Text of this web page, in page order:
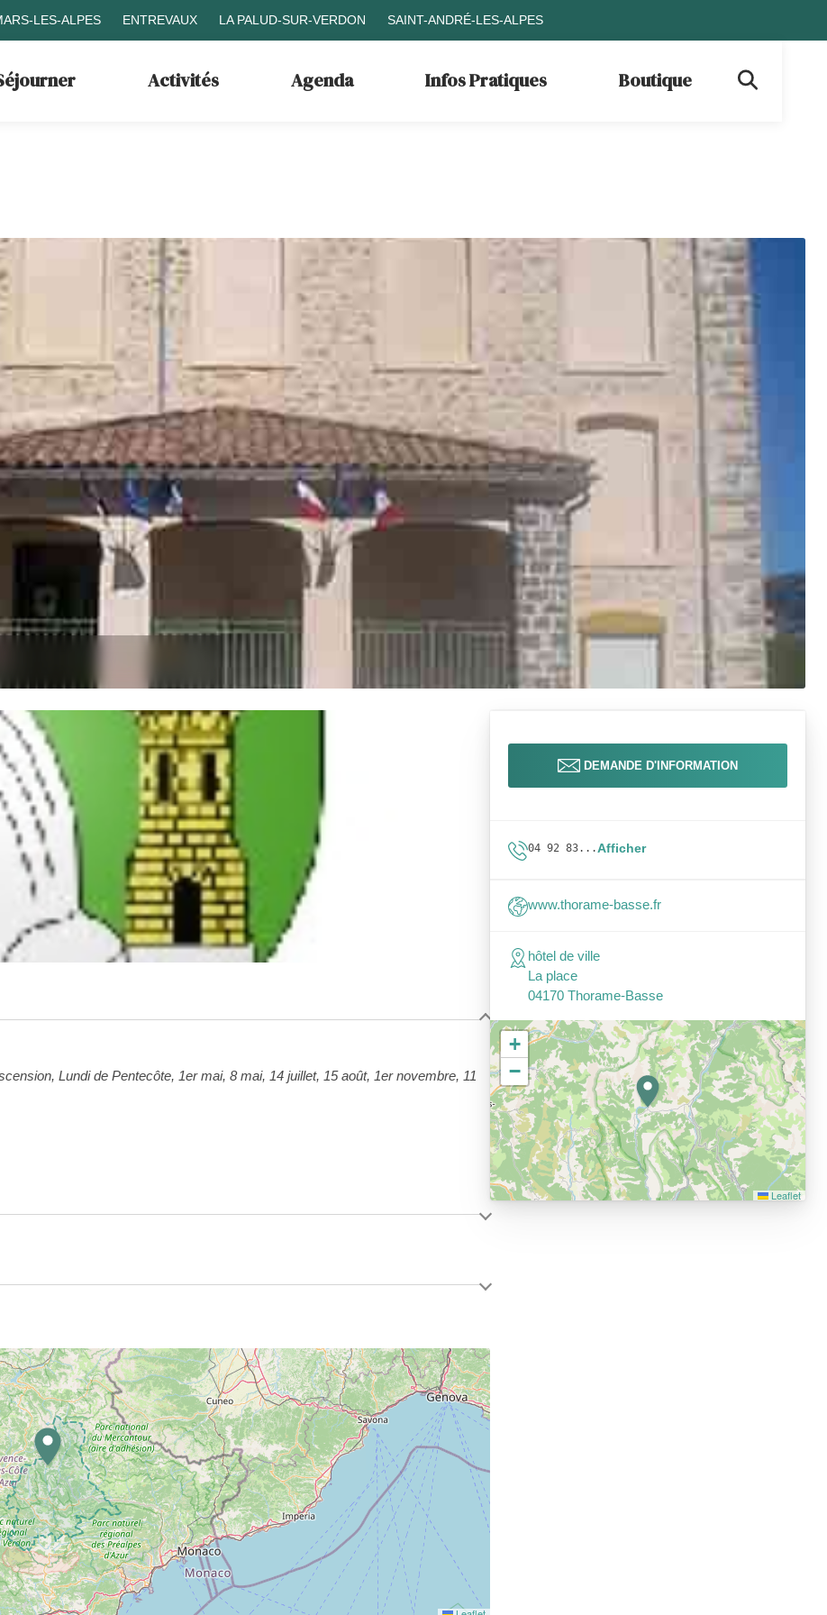
LES-ALPES ENTREVAUX LA PALUD-SUR-VERDON SAINT-ANDRÉ-LES-ALPES
Activités Agenda Infos Pratiques Boutique
Lundi de Pentecôte, 1er mai, 8 mai, 14 juillet, 15 août, 1er novembre, 11
DEMANDE D'INFORMATION
04 92 83...Afficher
www.thorame-basse.fr
hôtel de ville
La place
04170 Thorame-Basse
+
−
Leaflet